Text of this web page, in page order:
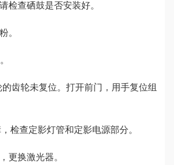
检查硒鼓是否安装好。
。
齿轮未复位。打开前门，用手复位组
检查定影灯管和定影电源部分。
更换激光器。